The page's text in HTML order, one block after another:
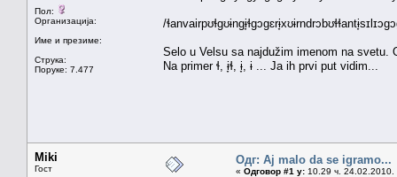
Пол:
Организација:
Име и презиме:
Струка:
Поруке: 7.477
/
Selo u Velsu sa najdužim imenom na
Na primer ɬ, ɨ̞ɬ, ɨ̞, ɨ ... Ja ih prvi put vidim...
Miki
Гост
Одг: Aj malo da se igramo...
« Одговор #1 у: 10.29 ч. 24.02.2010.